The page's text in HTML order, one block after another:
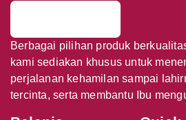
Berbagai pilihan produk
kami sediakan khusus untuk
perjalanan kehamilan sampai
tercinta, serta membantu Ibu